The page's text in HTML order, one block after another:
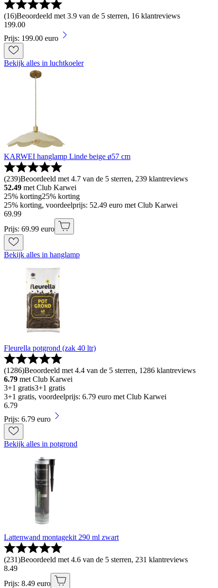
(16)Beoordeeld met 3.9 van de 5 sterren, 16 klantreviews
199.00
Prijs: 199.00 euro
Bekijk alles in luchtkoeler
KARWEI hanglamp Linde beige ø57 cm
(239)Beoordeeld met 4.7 van de 5 sterren, 239 klantreviews
52.49 met Club Karwei
25% korting25% korting
25% korting, voordeelprijs: 52.49 euro met Club Karwei
69.99
Prijs: 69.99 euro
Bekijk alles in hanglamp
Fleurella potgrond (zak 40 ltr)
(1286)Beoordeeld met 4.4 van de 5 sterren, 1286 klantreviews
6.79 met Club Karwei
3+1 gratis3+1 gratis
3+1 gratis, voordeelprijs: 6.79 euro met Club Karwei
6.79
Prijs: 6.79 euro
Bekijk alles in potgrond
Lattenwand montagekit 290 ml zwart
(231)Beoordeeld met 4.6 van de 5 sterren, 231 klantreviews
8.49
Prijs: 8.49 euro